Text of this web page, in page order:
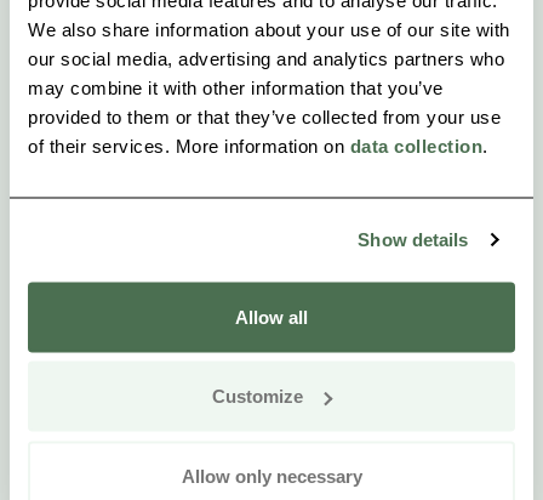
We also share information about your use of our site with
our social media, advertising and analytics partners who
may combine it with other information that you’ve
provided to them or that they’ve collected from your use
of their services. More information on data collection
Show details
Allow all
Customize
Allow only necessary